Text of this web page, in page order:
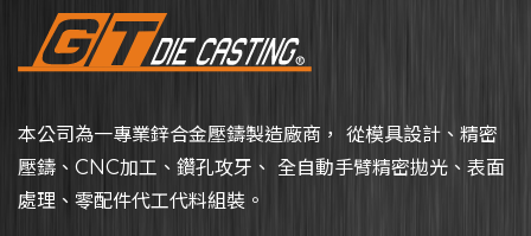
本公司為一專業鋅合金壓鑄製造廠商， 從模具設計、精密
壓鑄、CNC加工、鑽孔攻牙、 全自動手臂精密拋光、表面
處理、零配件代工代料組裝。